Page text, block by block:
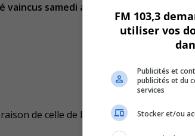
vaincus samedi au Parc Paul-Pratt par
de celle de Longueuil par la marque
FM 103,3
utiliser vos
Publicités et
publicités et du
services
Stocker et/ou